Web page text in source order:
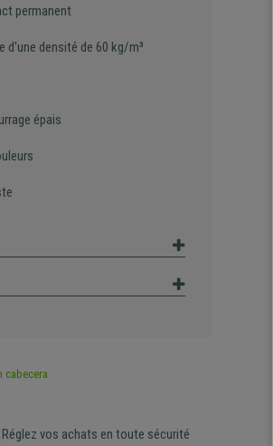
permanent
d'une densité de 60 kg/m³
épais
Réglez vos achats en toute sécurité